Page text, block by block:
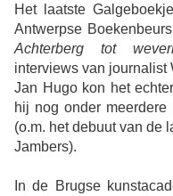
Het laatste
Antwerpse
Achterberg tot
interviews van journalist
Jan Hugo kon het
hij nog onder
(o.m. het debuut van de
Jambers).
In de Brugse